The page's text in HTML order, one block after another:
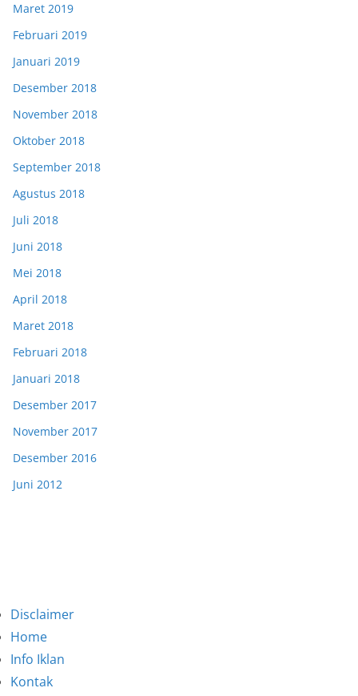
Maret 2019
Februari 2019
Januari 2019
Desember 2018
November 2018
Oktober 2018
September 2018
Agustus 2018
Juli 2018
Juni 2018
Mei 2018
April 2018
Maret 2018
Februari 2018
Januari 2018
Desember 2017
November 2017
Desember 2016
Juni 2012
Disclaimer
Home
Info Iklan
Kontak